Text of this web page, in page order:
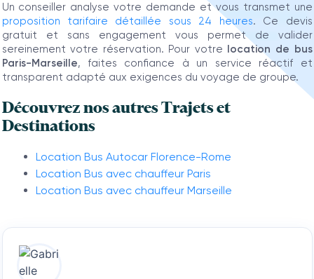
Un conseiller analyse votre demande et vous transmet une
proposition tarifaire détaillée sous 24 heures. Ce devis
gratuit et sans engagement vous permet de valider
sereinement votre réservation. Pour votre location de bus
Paris-Marseille, faites confiance à un service réactif et
transparent adapté aux exigences du voyage de groupe.
Découvrez nos autres Trajets et
Destinations
Location Bus Autocar Florence-Rome
Location Bus avec chauffeur Paris
Location Bus avec chauffeur Marseille